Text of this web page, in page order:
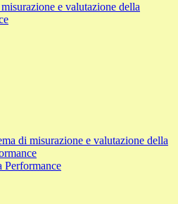
e valutazione della
di misurazione e valutazione della
Performance